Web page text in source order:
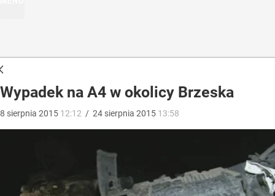
Wypadek na A4 w okolicy Brzeska
8 sierpnia 2015 12:12 / 24 sierpnia 2015 13:58